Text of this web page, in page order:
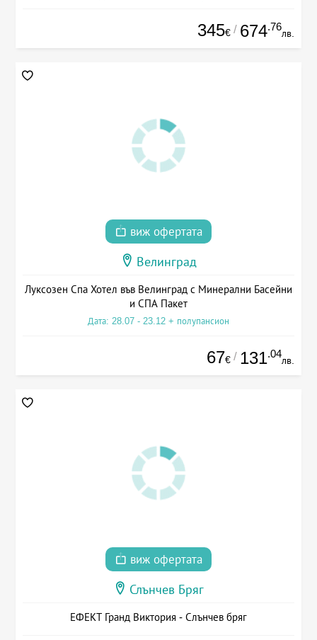
345€ / 674.76
лв.
виж офертата
Велинград
Луксозен Спа Хотел във Велинград с Минерални Басейни
и СПА Пакет
Дата: 28.07 - 23.12 + полупансион
67€ / 131.04
лв.
виж офертата
Слънчев Бряг
ЕФЕКТ Гранд Виктория - Слънчев бряг